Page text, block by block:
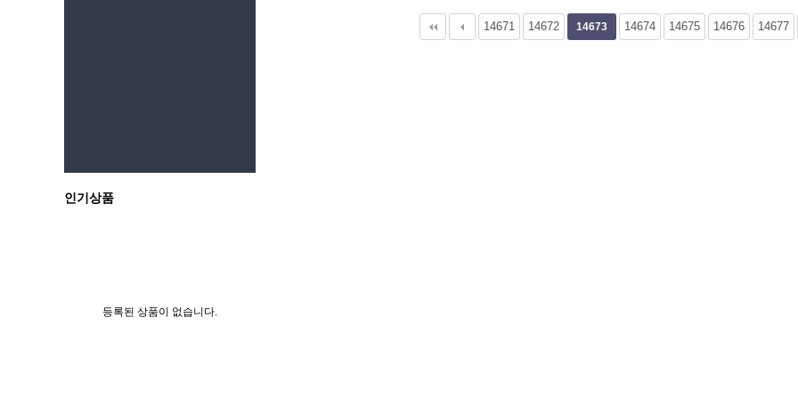
인기상품
등록된 상품이 없습니다.
14671 14672 14673 14674 14675 14676 14677
다음 맨끝